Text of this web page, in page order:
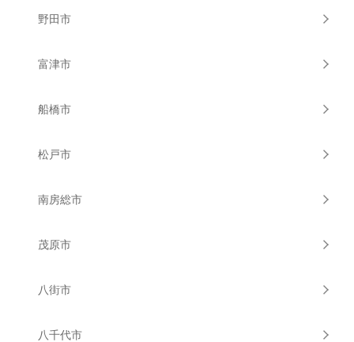
野田市
富津市
船橋市
松戸市
南房総市
茂原市
八街市
八千代市